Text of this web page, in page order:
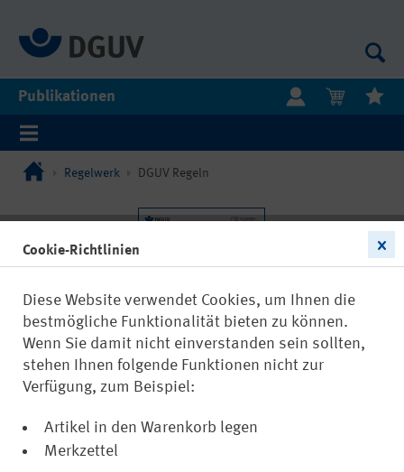
Publikationen
Regelwerk DGUV Regeln
Cookie-Richtlinien
Diese Website verwendet Cookies, um Ihnen die
bestmögliche Funktionalität bieten zu können.
Wenn Sie damit nicht einverstanden sein sollten,
stehen Ihnen folgende Funktionen nicht zur
Verfügung, zum Beispiel:
Artikel in den Warenkorb legen
Merkzettel